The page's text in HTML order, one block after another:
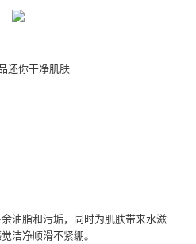
还你干净肌肤
油脂和污垢，同时为肌肤带来水滋
洁净顺滑不紧绷。